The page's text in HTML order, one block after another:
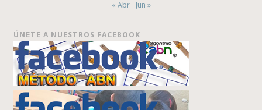
« Abr Jun »
ÚNETE A NUESTROS FACEBOOK